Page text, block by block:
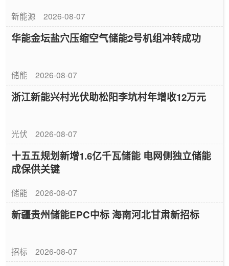
新能源 2026-08-07
华能金坛盐穴压缩空气储能2号机组冲转成功
储能 2026-08-07
浙江新能兴村光伏助松阳李坑村年增收12万元
光伏 2026-08-07
十五五规划新增1.6亿千瓦储能 电网侧独立储能
成保供关键
储能 2026-08-07
新疆贵州储能EPC中标 海南河北甘肃新招标
招标 2026-08-07